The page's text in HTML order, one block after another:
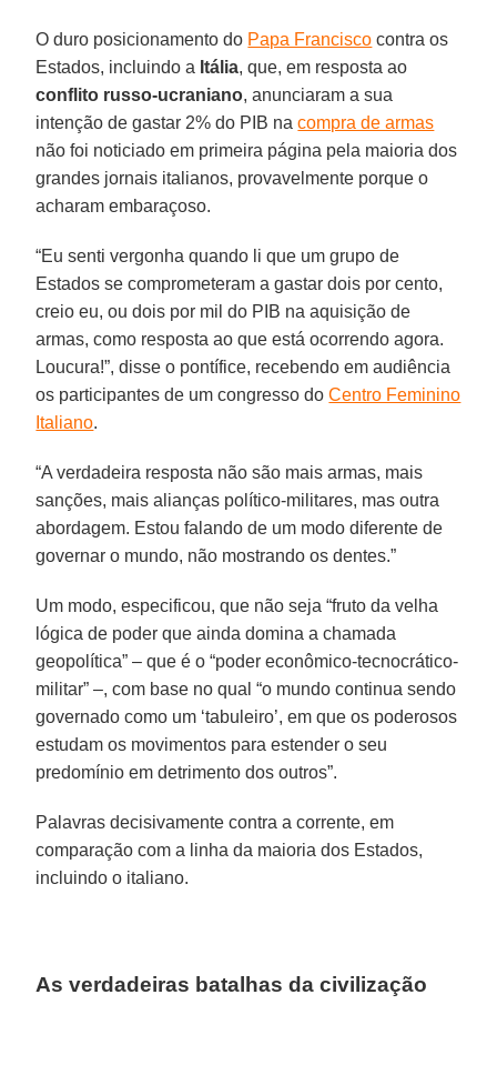
O duro posicionamento do Papa Francisco contra os
Estados, incluindo a Itália, que, em resposta ao
conflito russo-ucraniano, anunciaram a sua
intenção de gastar 2% do PIB nacompra de armas
não foi noticiado em primeira página pela maioria dos
grandes jornais italianos, provavelmente porque o
acharam embaraçoso.
“Eu senti vergonha quando li que um grupo de
Estados se comprometeram a gastar dois por cento,
creio eu, ou dois por mil do PIB na aquisição de
armas, como resposta ao que está ocorrendo agora.
Loucura!”, disse o pontífice, recebendo em audiência
os participantes de um congresso doCentro Feminino
Italiano.
“A verdadeira resposta não são mais armas, mais
sanções, mais alianças político-militares, mas outra
abordagem. Estou falando de um modo diferente de
governar o mundo, não mostrando os dentes.”
Um modo, especificou, que não seja “fruto da velha
lógica de poder que ainda domina a chamada
geopolítica” – que é o “poder econômico-tecnocrático-
militar” –, com base no qual “o mundo continua sendo
governado como um ‘tabuleiro’, em que os poderosos
estudam os movimentos para estender o seu
predomínio em detrimento dos outros”.
Palavras decisivamente contra a corrente, em
comparação com a linha da maioria dos Estados,
incluindo o italiano.
As verdadeiras batalhas da civilização